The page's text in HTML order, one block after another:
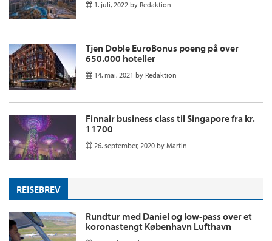
1. juli, 2022 by Redaktion
Tjen Doble EuroBonus poeng på over
650.000 hoteller
14. mai, 2021 by Redaktion
Finnair business class til Singapore fra kr.
11700
26. september, 2020 by Martin
REISEBREV
Rundtur med Daniel og low-pass over et
koronastengt København Lufthavn